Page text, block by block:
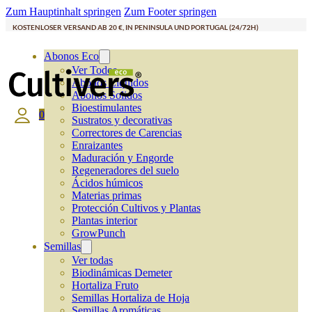
Zum Hauptinhalt springen Zum Footer springen
KOSTENLOSER VERSAND AB 20 €, IN PENINSULA UND PORTUGAL (24/72H)
Abonos Eco
Ver Todos
Abonos Líquidos
Abonos Solidos
Bioestimulantes
Sustratos y decorativas
Correctores de Carencias
Enraizantes
Maduración y Engorde
Regeneradores del suelo
Ácidos húmicos
Materias primas
Protección Cultivos y Plantas
Plantas interior
GrowPunch
Semillas
Ver todas
Biodinámicas Demeter
Hortaliza Fruto
Semillas Hortaliza de Hoja
0